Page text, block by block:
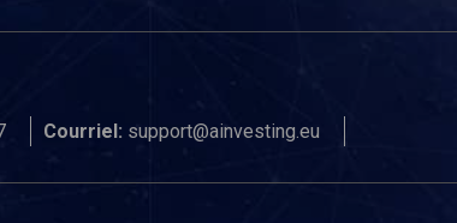
Courriel: support@ainvesting.eu